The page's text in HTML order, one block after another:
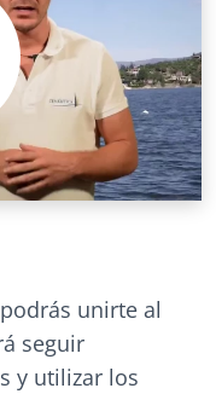
unirte al
seguir
y utilizar los